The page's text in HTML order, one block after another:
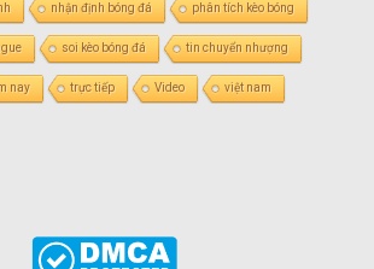
nhận định bóng đá phân tích kèo bóng
soi kèo bóng đá tin chuyển nhượng
nay trực tiếp Video việt nam